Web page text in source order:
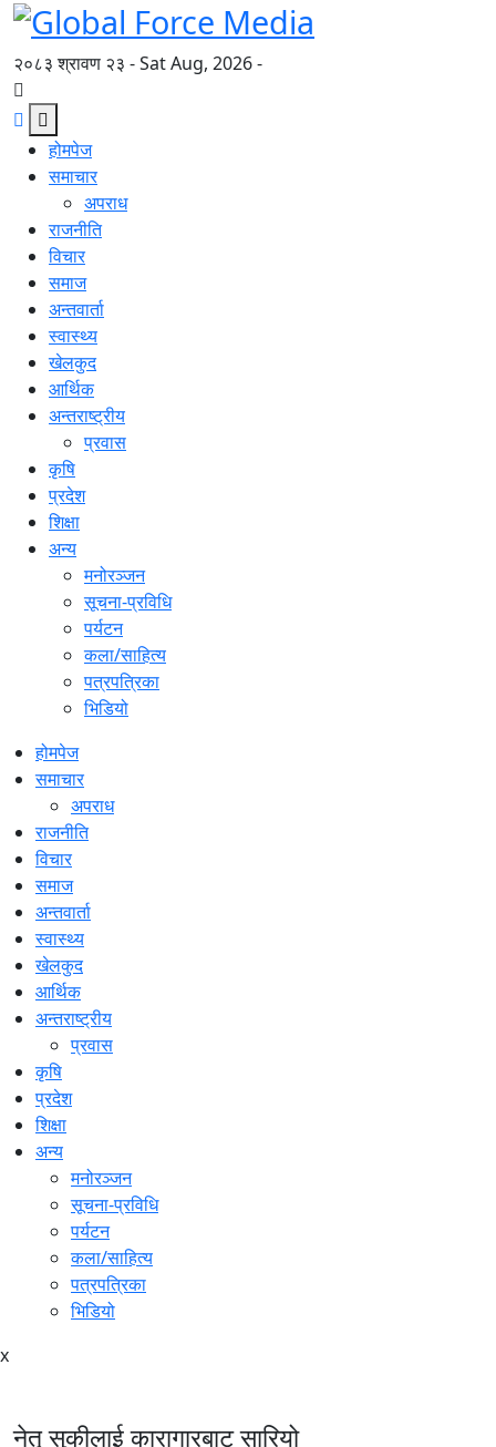
२०८३ श्रावण २३ - Sat Aug, 2026 -
होमपेज
समाचार
अपराध
राजनीति
विचार
समाज
अन्तवार्ता
स्वास्थ्य
खेलकुद
आर्थिक
अन्तराष्ट्रीय
प्रवास
कृषि
प्रदेश
शिक्षा
अन्य
मनोरञ्जन
सूचना-प्रविधि
पर्यटन
कला/साहित्य
पत्रपत्रिका
भिडियो
होमपेज
समाचार
अपराध
राजनीति
विचार
समाज
अन्तवार्ता
स्वास्थ्य
खेलकुद
आर्थिक
अन्तराष्ट्रीय
प्रवास
कृषि
प्रदेश
शिक्षा
अन्य
मनोरञ्जन
सूचना-प्रविधि
पर्यटन
कला/साहित्य
पत्रपत्रिका
भिडियो
x
नेतृ सुकीलाई कारागारबाट सारियो